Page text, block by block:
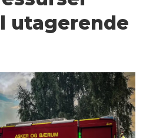
utagerende